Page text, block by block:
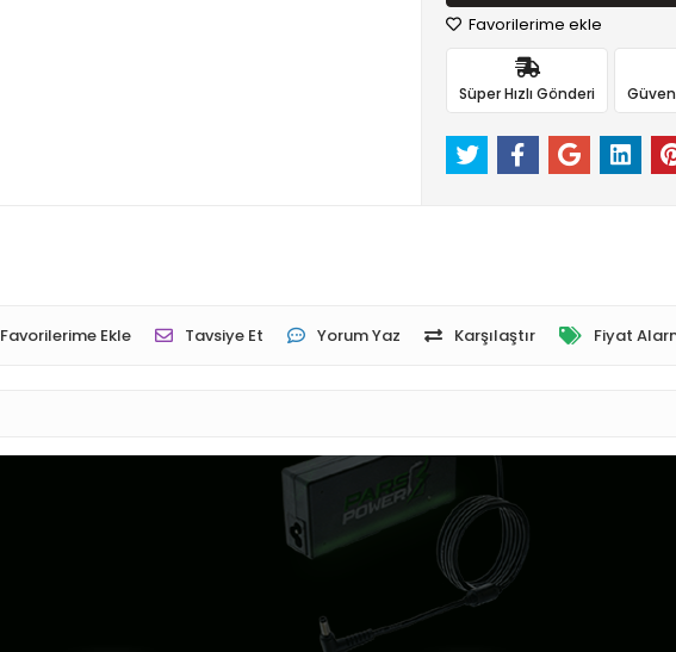
Favorilerime ekle
Süper Hızlı Gönderi
Favorilerime Ekle Tavsiye Et Yorum Yaz Karşılaştır Fiyat